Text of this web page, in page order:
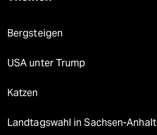
Bergsteigen
USA unter Trump
Katzen
Landtagswahl in Sachsen-Anhalt